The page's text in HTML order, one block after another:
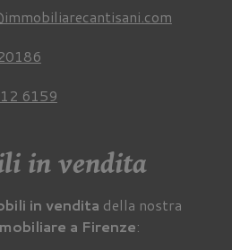
6159
in vendita
in vendita della nostra
a Firenze: